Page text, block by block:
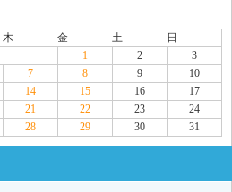
木 金 土
日
1
2
3
7 8 9
10
14 15 16
17
21 22 23
24
28 29 30 31